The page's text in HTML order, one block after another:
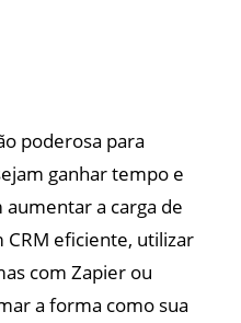
poderosa para
ganhar tempo e
aumentar a carga de
eficiente, utilizar
com Zapier ou
a forma como sua